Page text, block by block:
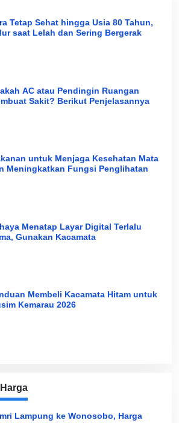
Tetap Sehat hingga Usia 80 Tahun,
saat Lelah dan Sering Bergerak
AC atau Pendingin Ruangan
Sakit? Berikut Penjelasannya
untuk Menjaga Kesehatan Mata
Meningkatkan Fungsi Penglihatan
Menatap Layar Digital Terlalu
Gunakan Kacamata
Membeli Kacamata Hitam untuk
Kemarau 2026
Lampung ke Wonosobo, Harga